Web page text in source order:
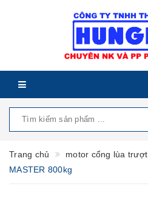
Trang chủ motor cổng lùa trượt
MASTER 800kg